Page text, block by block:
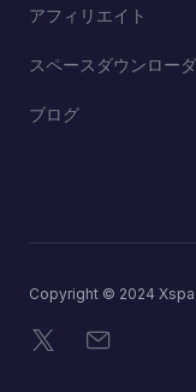
アフィリエイト
スペースダウンロー
ブログ
Copyright © 2024
X メール